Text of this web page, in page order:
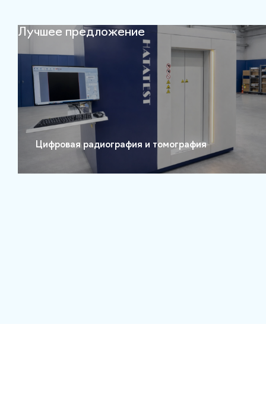
Лучшее предложение
Цифровая радиография и томография